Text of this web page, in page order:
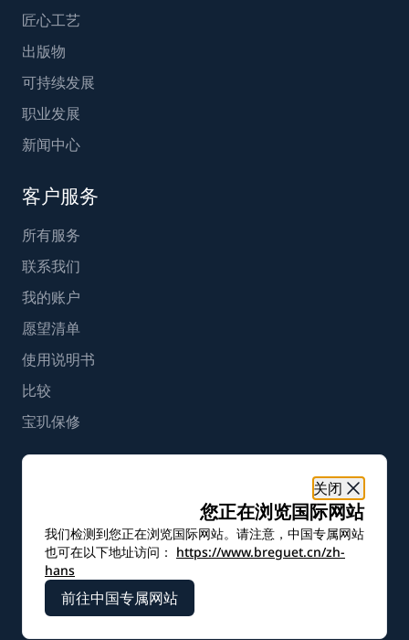
匠心工艺
出版物
可持续发展
职业发展
新闻中心
客户服务
所有服务
联系我们
我的账户
愿望清单
使用说明书
比较
宝玑保修
漏洞披露政策无障碍设计COOKIE声明
Cookie设置
沪ICP备19045273号-5
宝玑版权 - 2026
您正在浏览国际网站
关闭
我们检测到您正在浏览国际网站。请注意，中国专属网站
也可在以下地址访问： https://www.breguet.cn/zh-
hans
前往中国专属网站